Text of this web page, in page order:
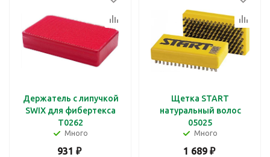
Держатель с липучкой
SWIX для фибертекса
Т0262
Много
931 ₽
Щетка START
натуральный волос
05025
Много
1 689₽